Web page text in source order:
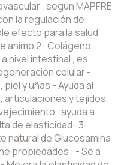
, según MAPFRE
la regulación de
efecto para la salud
animo 2- Colágeno
nivel intestinal , es
celular -
y uñas - Ayuda al
articulaciones y tejidos
, ayuda a
de elasticidad- 3-
natural de Glucosamina
propiedades : - Se a